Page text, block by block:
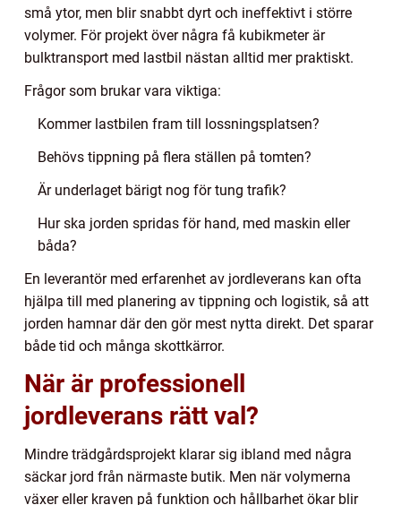
små ytor, men blir snabbt dyrt och ineffektivt i större
volymer. För projekt över några få kubikmeter är
bulktransport med lastbil nästan alltid mer praktiskt.
Frågor som brukar vara viktiga:
Kommer lastbilen fram till lossningsplatsen?
Behövs tippning på flera ställen på tomten?
Är underlaget bärigt nog för tung trafik?
Hur ska jorden spridas för hand, med maskin eller
båda?
En leverantör med erfarenhet av jordleverans kan ofta
hjälpa till med planering av tippning och logistik, så att
jorden hamnar där den gör mest nytta direkt. Det sparar
både tid och många skottkärror.
När är professionell
jordleverans rätt val?
Mindre trädgårdsprojekt klarar sig ibland med några
säckar jord från närmaste butik. Men när volymerna
växer eller kraven på funktion och hållbarhet ökar blir